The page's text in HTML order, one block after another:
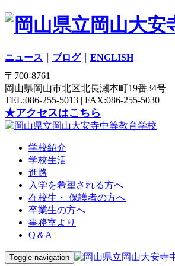
ニュース ブログ｜ ENGLISH
〒700-8761
岡山県岡山市北区北長瀬本町19番34号
TEL:086-255-5013 | FAX:086-255-5030
★アクセスはこちら
学校紹介
学校生活
進路
入学を希望される方へ
在校生・ 保護者の方へ
卒業生の方へ
事務室より
Q＆A
Toggle navigation